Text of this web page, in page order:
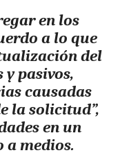
en los
a lo que
del
pasivos,
causadas
la solicitud”,
en un
a medios.